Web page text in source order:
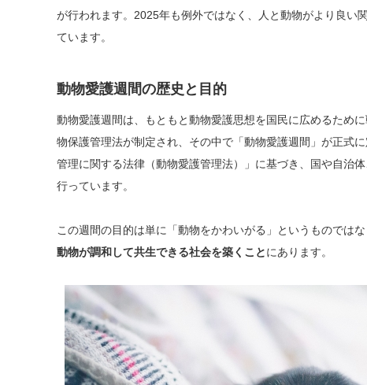
が行われます。2025年も例外ではなく、人と動物がより良い
ています。
動物愛護週間の歴史と目的
動物愛護週間は、もともと動物愛護思想を国民に広めるため
物保護管理法が制定され、その中で「動物愛護週間」が正式
管理に関する法律（動物愛護管理法）」に基づき、国や自治
行っています。
この週間の目的は単に「動物をかわいがる」というものではな
動物が調和して共生できる社会を築くことにあります。